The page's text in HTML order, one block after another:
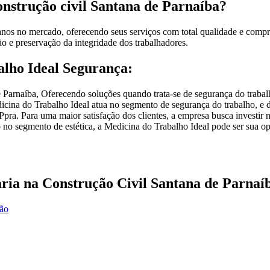
civil Santana de Parnaíba?
no mercado, oferecendo seus serviços com total qualidade e
e preservação da integridade dos trabalhadores.
Ideal Segurança:
Oferecendo soluções quando trata-se de segurança do
do Trabalho Ideal atua no segmento de segurança do trabalho,
Para uma maior satisfação dos clientes, a empresa busca investir
segmento de estética, a Medicina do Trabalho Ideal pode ser
na Construção Civil Santana de